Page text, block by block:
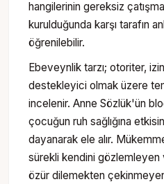
hangilerinin gereksiz
kurulduğunda karşı tarafın
öğrenilebilir.
Ebeveynlik tarzı; otoriter,
destekleyici olmak üzere
incelenir. Anne Sözlük'ün
çocuğun ruh sağlığına
dayanarak ele alır.
sürekli kendini gözlemleyen
özür dilemekten